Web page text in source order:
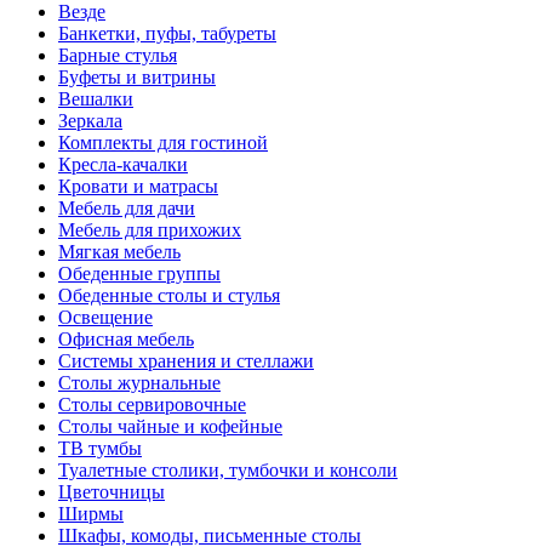
Везде
Банкетки, пуфы, табуреты
Барные стулья
Буфеты и витрины
Вешалки
Зеркала
Комплекты для гостиной
Кресла-качалки
Кровати и матрасы
Мебель для дачи
Мебель для прихожих
Мягкая мебель
Обеденные группы
Обеденные столы и стулья
Освещение
Офисная мебель
Системы хранения и стеллажи
Столы журнальные
Столы сервировочные
Столы чайные и кофейные
ТВ тумбы
Туалетные столики, тумбочки и консоли
Цветочницы
Ширмы
Шкафы, комоды, письменные столы